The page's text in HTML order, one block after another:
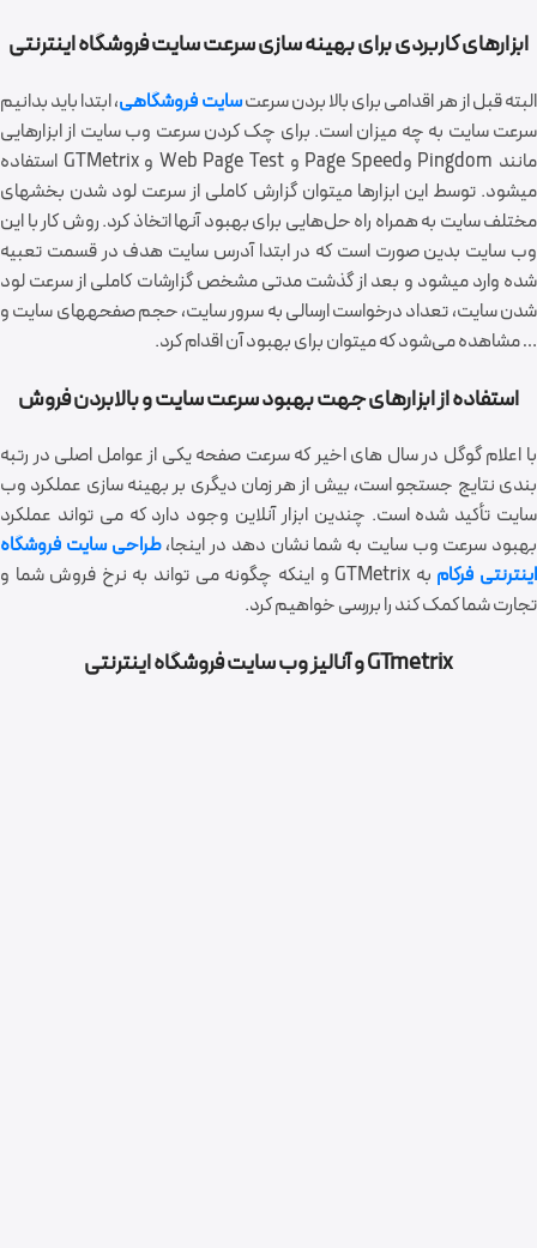
ابزارهای کاربردی برای بهینه سازی سرعت سایت فروشگاه اینترنتی
البته قبل از هر اقدامی برای بالا بردن سرعت ‎سایت فروشگاهی، ابتدا باید بدانیم
سرعت سایت به چه میزان است. برای چک کردن سرعت وب‎ سایت از ابزارهایی
مانند Pingdom وPage Speed و Web Page Test و GTMetrix استفاده
می‎شود. توسط این ابزارها می‎توان گزارش کاملی از سرعت لود شدن بخش‎های
مختلف سایت به همراه راه حل‌هایی برای بهبود آنها اتخاذ کرد. روش کار با این
وب ‎سایت بدین صورت است که در ابتدا آدرس سایت هدف در قسمت تعبیه
شده وارد می‎شود و بعد از گذشت مدتی مشخص گزارشات کاملی از سرعت لود
شدن سایت، تعداد درخواست ارسالی به سرور سایت، حجم صفحه‎های سایت و
… مشاهده می‌شود که می‎توان برای بهبود آن اقدام کرد.
استفاده از ابزارهای جهت بهبود سرعت سایت و بالابردن فروش
با اعلام گوگل در سال های اخیر که سرعت صفحه یکی از عوامل اصلی در رتبه
بندی نتایج جستجو است، بیش از هر زمان دیگری بر بهینه سازی عملکرد وب
سایت تأکید شده است. چندین ابزار آنلاین وجود دارد که می تواند عملکرد
بهبود سرعت وب سایت به شما نشان دهد در اینجا،طراحی سایت فروشگاه
اینترنتی فرکام
به GTMetrix و اینکه چگونه می تواند به نرخ فروش شما و
تجارت شما کمک کند را بررسی خواهیم کرد.
GTmetrix و آنالیز وب سایت فروشگاه اینترنتی